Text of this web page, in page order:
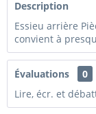
Description
Essieu arrière
convient à
Évaluations
0
Lire, écr. et